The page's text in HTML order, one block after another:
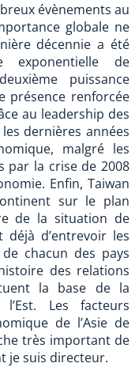
évènements au
globale ne
décennie a été
exponentielle de
puissance
présence renforcée
au leadership des
dernières années
malgré les
par la crise de 2008
Enfin, Taiwan
sur le plan
de la situation de
d’entrevoir les
chacun des pays
des relations
la base de la
Les facteurs
de l’Asie de
très important de
je suis directeur.